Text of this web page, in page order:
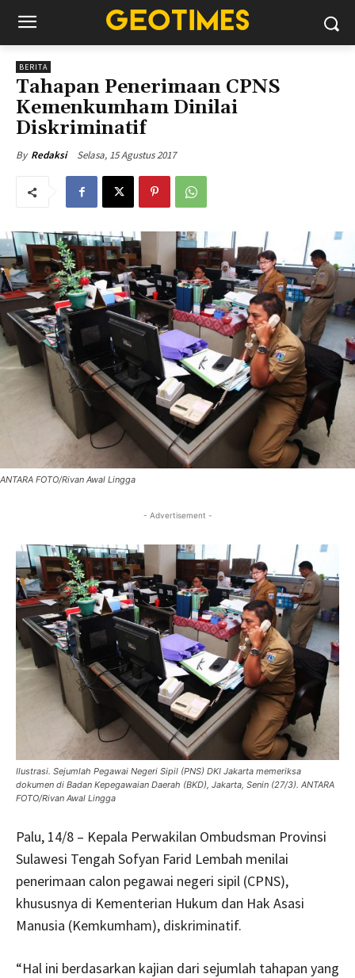
BERITA
Tahapan Penerimaan CPNS
Kemenkumham Dinilai
Diskriminatif
By Redaksi Selasa, 15 Agustus 2017
ANTARA FOTO/Rivan Awal Lingga
- Advertisement -
Ilustrasi. Sejumlah Pegawai Negeri Sipil (PNS) DKI Jakarta memeriksa
dokumen di Badan Kepegawaian Daerah (BKD), Jakarta, Senin (27/3). ANTARA
FOTO/Rivan Awal Lingga
Palu, 14/8 – Kepala Perwakilan Ombudsman Provinsi
Sulawesi Tengah Sofyan Farid Lembah menilai
penerimaan calon pegawai negeri sipil (CPNS),
khususnya di Kementerian Hukum dan Hak Asasi
Manusia (Kemkumham), diskriminatif.
“Hal ini berdasarkan kajian dari sejumlah tahapan yang